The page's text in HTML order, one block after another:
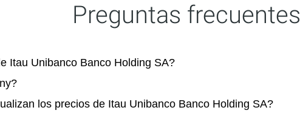
Preguntas frecuentes
Itau Unibanco Banco Holding SA?
los precios de Itau Unibanco Banco Holding SA?